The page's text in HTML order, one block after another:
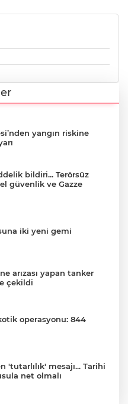
yangın riskine
bildiri... Terörsüz
güvenlik ve Gazze
iki yeni gemi
arızası yapan tanker
çekildi
operasyonu: 844
'tutarlılık' mesajı... Tarihi
net olmalı